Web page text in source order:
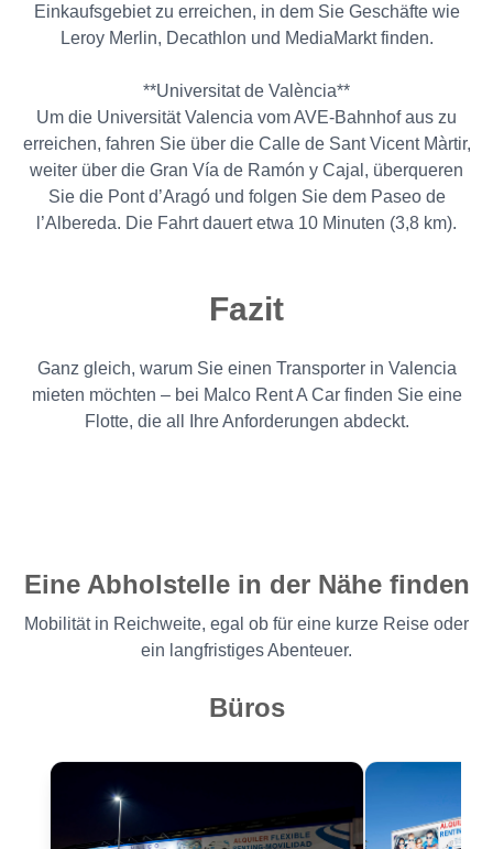
Einkaufsgebiet zu erreichen, in dem Sie Geschäfte wie
Leroy Merlin, Decathlon und MediaMarkt finden.
**Universitat de València**
Um die Universität Valencia vom AVE-Bahnhof aus zu
erreichen, fahren Sie über die Calle de Sant Vicent Màrtir,
weiter über die Gran Vía de Ramón y Cajal, überqueren
Sie die Pont d’Aragó und folgen Sie dem Paseo de
l’Albereda. Die Fahrt dauert etwa 10 Minuten (3,8 km).
Fazit
Ganz gleich, warum Sie einen Transporter in Valencia
mieten möchten – bei Malco Rent A Car finden Sie eine
Flotte, die all Ihre Anforderungen abdeckt.
Eine Abholstelle in der Nähe finden
Mobilität in Reichweite, egal ob für eine kurze Reise oder
ein langfristiges Abenteuer.
Büros